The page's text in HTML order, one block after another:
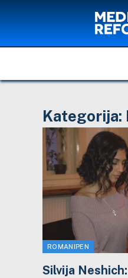
Kategorija:
ROMANIPEN
Silvija